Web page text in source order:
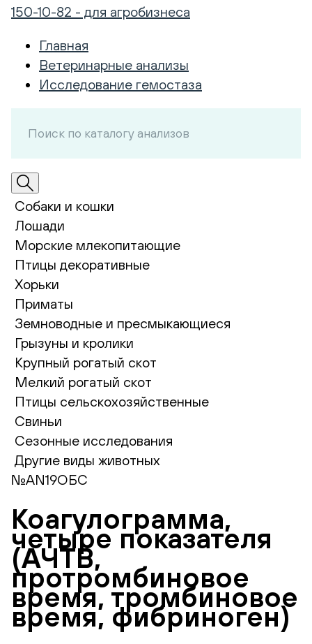
150-10-82 - для агробизнеса
Главная
Ветеринарные анализы
Исследование гемостаза
Собаки и кошки
Лошади
Морские млекопитающие
Птицы декоративные
Хорьки
Приматы
Земноводные и пресмыкающиеся
Грызуны и кролики
Крупный рогатый скот
Мелкий рогатый скот
Птицы сельскохозяйственные
Свиньи
Сезонные исследования
Другие виды животных
№AN19ОБС
Коагулограмма,
четыре показателя
(АЧТВ,
протромбиновое
время, тромбиновое
время, фибриноген)